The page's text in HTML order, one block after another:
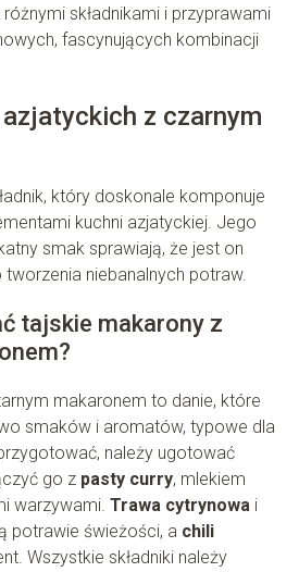
składnikami i przyprawami
fascynujących kombinacji
azjatyckich z czarnym
który doskonale komponuje
kuchni azjatyckiej. Jego
smak sprawiają, że jest on
niebanalnych potraw.
tajskie makarony z
makaronem to danie, które
smaków i aromatów, typowe dla
należy ugotować
go z pasty curry, mlekiem
warzywami. Trawa cytrynowai
potrawie świeżości, a chili
Wszystkie składniki należy